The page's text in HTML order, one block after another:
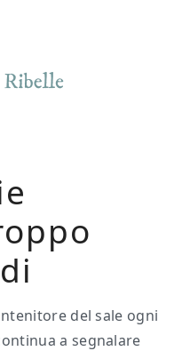
del sale ogni
a segnalare